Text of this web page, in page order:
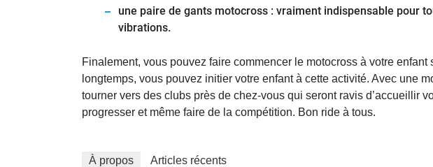
une paire de gants motocross : vraiment indispensable pour
vibrations.
Finalement, vous pouvez faire commencer le motocross à votre
longtemps, vous pouvez initier votre enfant à cette activité. Avec une
tourner vers des clubs près de chez-vous qui seront ravis d’accueillir
progresser et même faire de la compétition. Bon ride à tous.
À propos Articles récents